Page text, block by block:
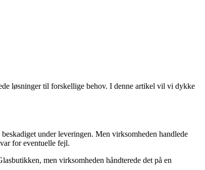
løsninger til forskellige behov. I denne artikel vil vi dykke
under leveringen. Men virksomheden handlede
for eventuelle fejl.
men virksomheden håndterede det på en